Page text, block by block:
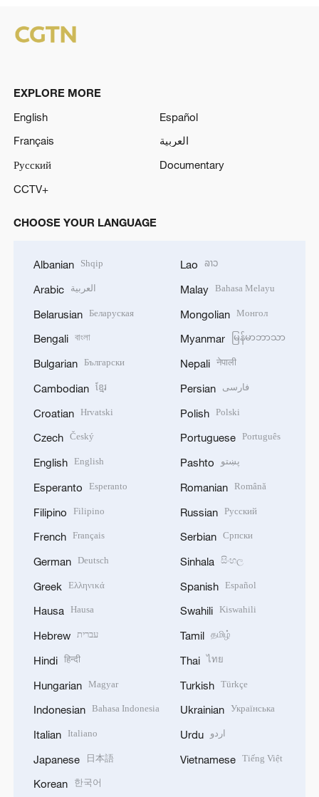
EXPLORE MORE
English
Español
Français
العربية
Русский
Documentary
CCTV+
CHOOSE YOUR LANGUAGE
Albanian Shqip
Arabic العربية
Belarusian Беларуская
Bengali বাংলা
Bulgarian Български
Cambodian ខ្មែរ
Croatian Hrvatski
Czech Český
English English
Esperanto Esperanto
Filipino Filipino
French Français
German Deutsch
Greek Ελληνικά
Hausa Hausa
Hebrew עברית
Hindi हिन्दी
Hungarian Magyar
Indonesian Bahasa Indonesia
Italian Italiano
Japanese 日本語
Korean 한국어
Lao ລາວ
Malay Bahasa Melayu
Mongolian Монгол
Myanmar မြန်မာဘာသာ
Nepali नेपाली
Persian فارسی
Polish Polski
Portuguese Português
Pashto پښتو
Romanian Română
Russian Русский
Serbian Српски
Sinhala සිංහල
Spanish Español
Swahili Kiswahili
Tamil தமிழ்
Thai ไทย
Turkish Türkçe
Ukrainian Українська
Urdu اردو
Vietnamese Tiếng Việt